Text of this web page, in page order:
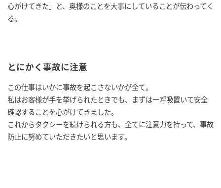
心がけてきた」と、奥様のことを大事にしていることが伝わってく
る。
とにかく事故に注意
この仕事はいかに事故を起こさないかが全て。
私はお客様が手を挙げられたときでも、まずは一呼吸置いて安全
確認することを心がけてきました。
これからタクシーを続けられる方も、全てに注意力を持って、事故
防止に努めていただきたいと思います。